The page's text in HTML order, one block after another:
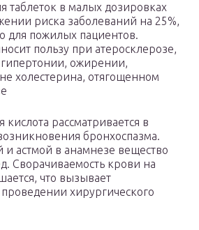
таблеток в малых дозировках
риска заболеваний на 25%,
для пожилых пациентов.
пользу при атеросклерозе,
ожирении,
холестерина, отягощенном
кислота рассматривается в
бронхоспазма.
астмой в анамнезе вещество
Сворачиваемость крови на
что вызывает
хирургического